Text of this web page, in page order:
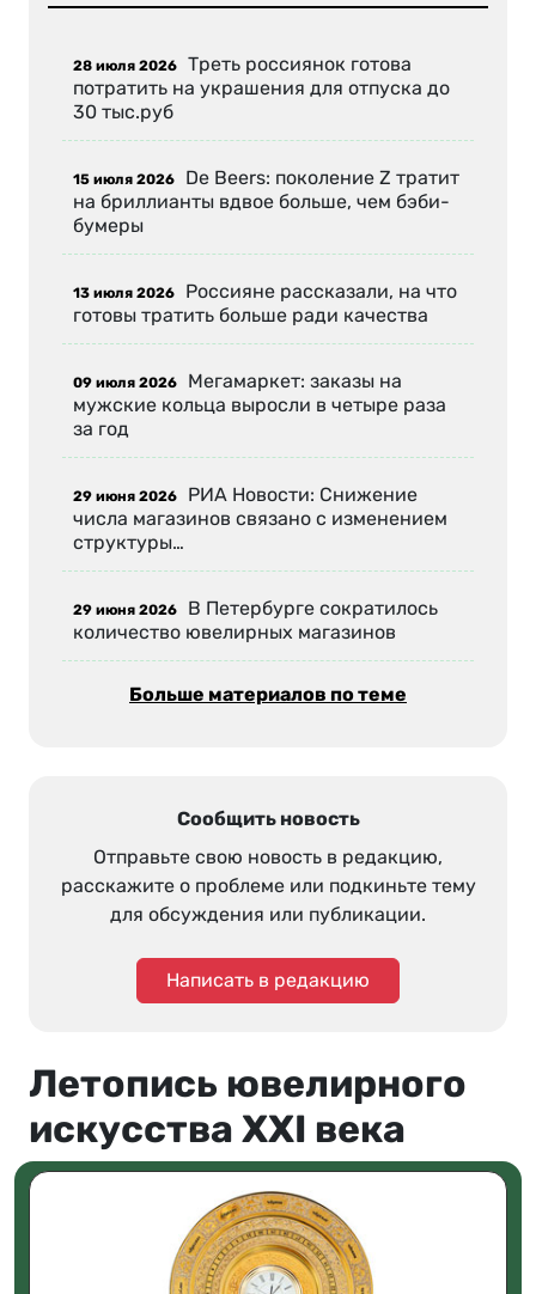
28 июля 2026 Треть россиянок готова
потратить на украшения для отпуска до
30 тыс.руб
15 июля 2026 De Beers: поколение Z тратит
на бриллианты вдвое больше, чем бэби-
бумеры
13 июля 2026 Россияне рассказали, на что
готовы тратить больше ради качества
09 июля 2026 Мегамаркет: заказы на
мужские кольца выросли в четыре раза
за год
29 июня 2026 РИА Новости: Снижение
числа магазинов связано с изменением
структуры…
29 июня 2026 В Петербурге сократилось
количество ювелирных магазинов
Больше материалов по теме
Сообщить новость
Отправьте свою новость в редакцию,
расскажите о проблеме или подкиньте тему
для обсуждения или публикации.
Написать в редакцию
Летопись ювелирного
искусства XXI века